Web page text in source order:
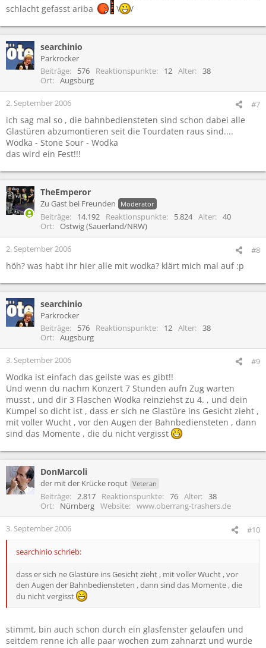
schlacht gefasst ariba
\ /
searchinio
Parkrocker
Beiträge
576 Reaktionspunkte 12 Alter
38
Ort
Augsburg
2. September 2006 #7
ich sag mal so , die bahnbediensteten sind schon dabei alle
Glastüren abzumontieren seit die Tourdaten raus sind....
Wodka - Stone Sour - Wodka
das wird ein Fest!!!
TheEmperor
Zu Gast bei Freunden Moderator
Beiträge 14.192 Reaktionspunkte 5.824 Alter
40
Ort
Ostwig (Sauerland/NRW)
2. September 2006 #8
höh? was habt ihr hier alle mit wodka? klärt mich mal auf :p
searchinio
Parkrocker
Beiträge
576 Reaktionspunkte 12 Alter
38
Ort
Augsburg
3. September 2006 #9
Wodka ist einfach das geilste was es gibt!!
Und wenn du nachm Konzert 7 Stunden aufn Zug warten
musst , und dir 3 Flaschen Wodka reinziehst zu 4. , und dein
Kumpel so dicht ist , dass er sich ne Glastüre ins Gesicht zieht ,
mit voller Wucht , vor den Augen der Bahnbediensteten , dann
sind das Momente , die du nicht vergisst
DonMarcoli
der mit der Krücke roqut Veteran
Beiträge 2.817 Reaktionspunkte 76 Alter
38
Ort
Nürnberg Website www.oberrang-trashers.de
3. September 2006 #10
searchinio schrieb:
dass er sich ne Glastüre ins Gesicht zieht , mit voller Wucht , vor
den Augen der Bahnbediensteten , dann sind das Momente , die
du nicht vergisst
stimmt, bin auch schon durch ein glasfenster gelaufen und
seitdem renne ich alle paar wochen zum zahnarzt und wurde